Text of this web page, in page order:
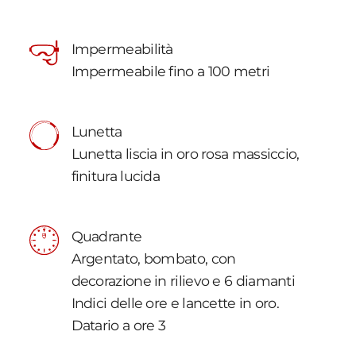
Impermeabilità
Impermeabile fino a 100 metri
Lunetta
Lunetta liscia in oro rosa massiccio,
finitura lucida
Quadrante
Argentato, bombato, con
decorazione in rilievo e 6 diamanti
Indici delle ore e lancette in oro.
Datario a ore 3